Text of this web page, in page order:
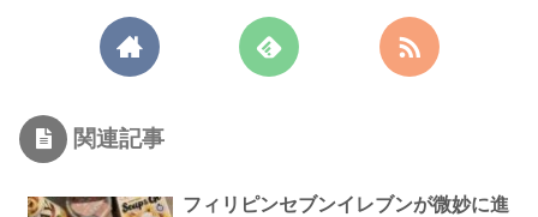
関連記事
フィリピンセブンイレブンが微妙に進